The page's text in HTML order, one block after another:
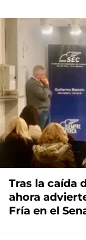
Tras la caída
ahora
Fría en el